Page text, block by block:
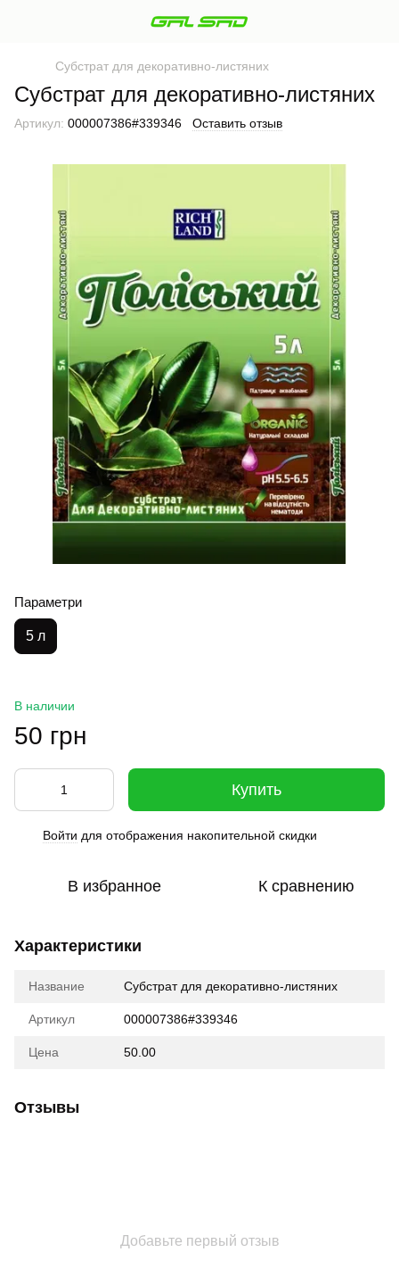
Субстрат для декоративно-листяних
Субстрат для декоративно-листяних
Артикул: 000007386#339346 Оставить отзыв
Параметри
5 л
В наличии
50 грн
Купить
Войти для отображения накопительной скидки
В избранное К сравнению
Характеристики
Название Субстрат для декоративно-листяних
Артикул 000007386#339346
Цена 50.00
Отзывы
Добавьте первый отзыв